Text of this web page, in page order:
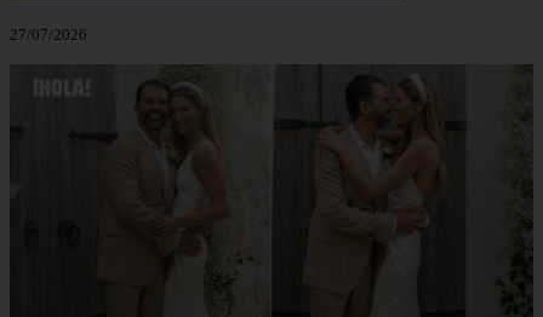
27/07/2026